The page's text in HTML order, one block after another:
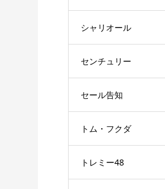
シャリオール
センチュリー
セール告知
トム・フクダ
トレミー48